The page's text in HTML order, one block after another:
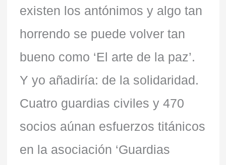
existen los antónimos y algo tan
horrendo se puede volver tan
bueno como ‘El arte de la paz’.
Y yo añadiría: de la solidaridad.
Cuatro guardias civiles y 470
socios aúnan esfuerzos titánicos
en la asociación ‘Guardias